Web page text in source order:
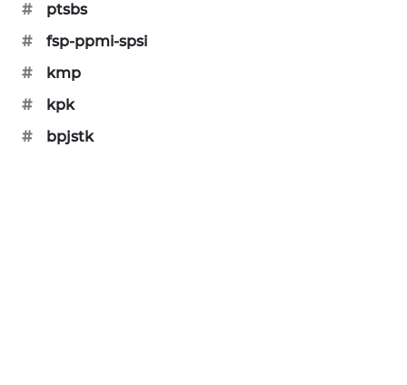
#
ptsbs
#
fsp-ppmi-spsi
#
kmp
#
kpk
#
bpjstk
WAHANA
WAHANA